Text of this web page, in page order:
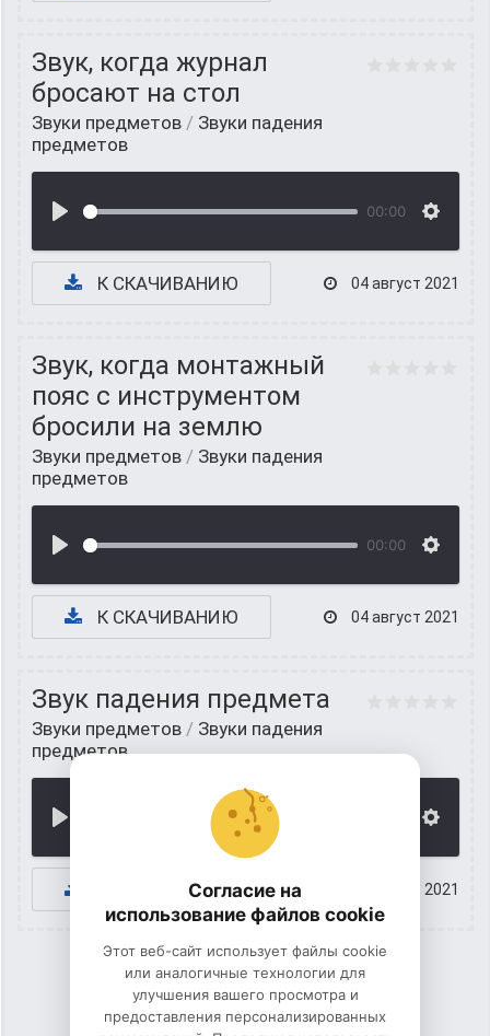
Звук, когда журнал
бросают на стол
Звуки предметов / Звуки падения
предметов
00:00
К СКАЧИВАНИЮ 04 август 2021
Звук, когда монтажный
пояс с инструментом
бросили на землю
Звуки предметов / Звуки падения
предметов
00:00
К СКАЧИВАНИЮ 04 август 2021
Звук падения предмета
Звуки предметов / Звуки падения
предметов
К СКАЧИВАНИЮ 03 август 2021
Согласие на
использование файлов cookie
Этот веб-сайт использует файлы cookie
или аналогичные технологии для
улучшения вашего просмотра и
предоставления персонализированных